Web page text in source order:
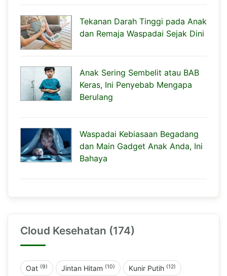
Tekanan Darah Tinggi pada Anak
dan Remaja Waspadai Sejak Dini
Anak Sering Sembelit atau BAB
Keras, Ini Penyebab Mengapa
Berulang
Waspadai Kebiasaan Begadang
dan Main Gadget Anak Anda, Ini
Bahaya
Cloud Kesehatan (174)
Oat (9) Jintan Hitam (10) Kunir Putih (12)